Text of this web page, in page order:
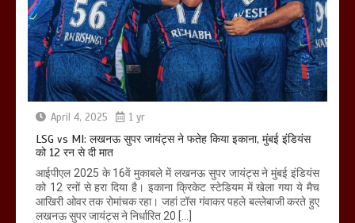
April 4, 2025 1 yr
LSG vs MI: लखनऊ सुपर जायंट्स ने फतेह किया इकाना, मुंबई इंडियंस
को 12 रन से दी मात
आईपीएल 2025 के 16वें मुकाबले में लखनऊ सुपर जायंट्स ने मुंबई इंडियंस
को 12 रनों से हरा दिया है। इकाना क्रिकेट स्टेडियम में खेला गया ये मैच
आखिरी ओवर तक रोमांचक रहा। जहां टॉस गंवाकर पहले बल्लेबाजी करते हुए
लखनऊ सुपर जायंट्स ने निर्धारित 20 […]